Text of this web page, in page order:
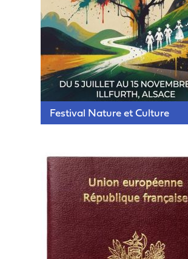
Festival Nature et Culture